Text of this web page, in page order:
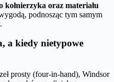
kołnierzyka oraz materiału
podnosząc tym samym
a kiedy nietypowe
prosty (four-in-hand), Windsor